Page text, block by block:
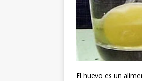
El huevo es un